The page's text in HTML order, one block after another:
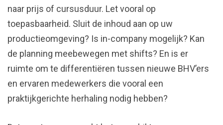
naar prijs of cursusduur. Let vooral op
toepasbaarheid. Sluit de inhoud aan op uw
productieomgeving? Is in-company mogelijk? Kan
de planning meebewegen met shifts? En is er
ruimte om te differentiëren tussen nieuwe BHV’ers
en ervaren medewerkers die vooral een
praktijkgerichte herhaling nodig hebben?